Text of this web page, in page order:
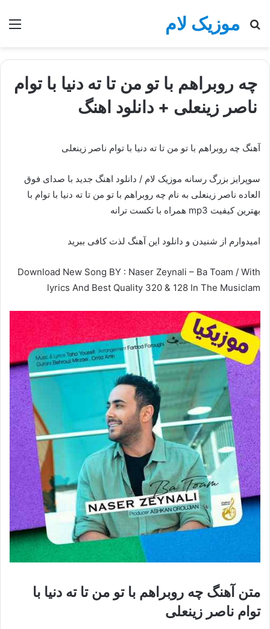
موزیک لام
جستجو
چه روبراهم با تو من تا ته دنیا با توام
ناصر زینعلی + دانلود اهنگ
آهنگ چه روبراهم با تو من تا ته دنیا با توام ناصر زینعلی
سوپرایز بزرگ رسانه موزیک لام / دانلود اهنگ جدید با صدای فوق
العاده ناصر زینعلی به نام چه روبراهم با تو من تا ته دنیا با توام با
بهترین کیفیت mp3 همراه با تکست ترانه
امیدوارم از شنیدن و دانلود این آهنگ لذت کافی ببرید
Download New Song BY : Naser Zeynali – Ba Toam / With
lyrics And Best Quality 320 & 128 In The Musiclam
متن آهنگ چه روبراهم با تو من تا ته دنیا با
توام ناصر زینعلی